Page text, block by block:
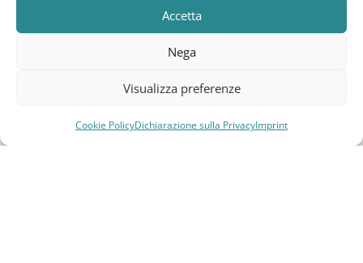
Accetta
Nega
Visualizza preferenze
Cookie PolicyDichiarazione sulla PrivacyImprint
Lista dei desideri
Lista dei desideri
CarrelloMenu